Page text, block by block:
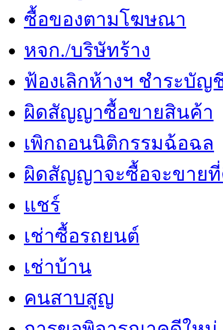
ซื้อของตามโฆษณา
หจก./บริษัทร้าง
ฟ้องเลิกห้างฯ ชำระบัญ
ผิดสัญญาซื้อขายสินค้า
เพิกถอนนิติกรรมฉ้อฉล
ผิดสัญญาจะซื้อจะขาย
แชร์
เช่าซื้อรถยนต์
เช่าบ้าน
คนสาบสูญ